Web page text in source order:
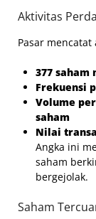
Aktivitas
Pasar
377 saham
Frekuensi
Volume
saham
Nilai
Angka ini
saham
bergejolak.
Saham